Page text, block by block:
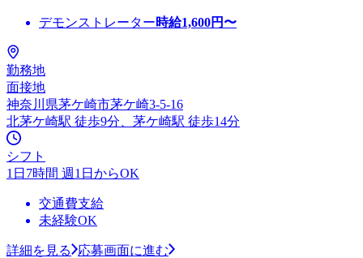
デモンストレーター時給1,600円〜
勤務地
面接地
神奈川県茅ケ崎市茅ケ崎3-5-16
北茅ケ崎駅 徒歩9分、茅ケ崎駅 徒歩14分
シフト
1日7時間 週1日からOK
交通費支給
未経験OK
詳細を見る
応募画面に進む